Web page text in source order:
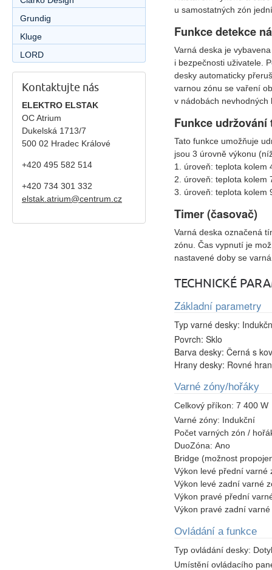
u samostatných zón
Funkce detekce
Varná deska je
i bezpečnosti uživatele.
desky automaticky
varnou zónu se vaření
v nádobách
Funkce udržování
Tato funkce umožňuje
jsou 3 úrovně výkonu
1. úroveň: teplota kolem
2. úroveň: teplota kolem
3. úroveň: teplota kolem
Timer (časovač)
Varná deska označená
zónu. Čas vypnutí je
nastavené doby se
TECHNICKÉ
Základní parametry
Typ varné desky:
Povrch: Sklo
Barva desky: Černá s
Hrany desky: Rovné
Varné zóny/hořáky
Celkový příkon: 7 400 W
Varné zóny: Indukční
Počet varných zón /
DuoZóna: Ano
Bridge (možnost
Výkon levé přední
Výkon levé zadní varné
Výkon pravé přední
Výkon pravé zadní
Ovládání a funkce
Typ ovládání desky:
Umístění ovládacího
Grundig
Kluge
LORD
Kontaktujte nás
ELEKTRO ELSTAK
OC Atrium
Dukelská 1713/7
500 02 Hradec Králové
+420 495 582 514
+420 734 301 332
elstak.atrium@centrum.cz